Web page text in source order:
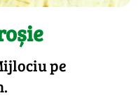
pe